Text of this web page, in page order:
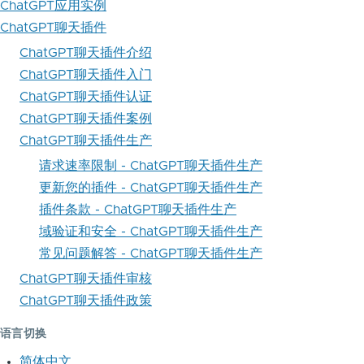
ChatGPT应用实例
ChatGPT聊天插件
ChatGPT聊天插件介绍
ChatGPT聊天插件入门
ChatGPT聊天插件认证
ChatGPT聊天插件案例
ChatGPT聊天插件生产
请求速率限制 - ChatGPT聊天插件生产
更新您的插件 - ChatGPT聊天插件生产
插件条款 - ChatGPT聊天插件生产
域验证和安全 - ChatGPT聊天插件生产
常见问题解答 - ChatGPT聊天插件生产
ChatGPT聊天插件审核
ChatGPT聊天插件政策
语言切换
简体中文